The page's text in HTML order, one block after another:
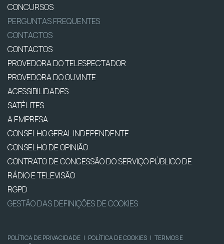
CONCURSOS
PERGUNTAS FREQUENTES
CONTACTOS
CONTACTOS
PROVEDORA DO TELESPECTADOR
PROVEDORA DO OUVINTE
ACESSIBILIDADES
SATÉLITES
A EMPRESA
CONSELHO GERAL INDEPENDENTE
CONSELHO DE OPINIÃO
CONTRATO DE CONCESSÃO DO SERVIÇO PÚBLICO DE
RÁDIO E TELEVISÃO
RGPD
GESTÃO DAS DEFINIÇÕES DE COOKIES
POLÍTICA DE PRIVACIDADE | POLÍTICA DE COOKIES | TERMOS E